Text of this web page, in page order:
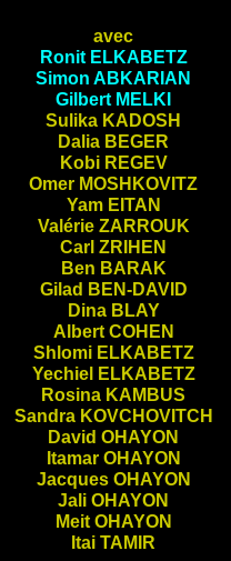
avec
Ronit ELKABETZ
Simon ABKARIAN
Gilbert MELKI
Sulika KADOSH
Dalia BEGER
Kobi REGEV
Omer MOSHKOVITZ
Yam EITAN
Valérie ZARROUK
Carl ZRIHEN
Ben BARAK
Gilad BEN-DAVID
Dina BLAY
Albert COHEN
Shlomi ELKABETZ
Yechiel ELKABETZ
Rosina KAMBUS
Sandra KOVCHOVITCH
David OHAYON
Itamar OHAYON
Jacques OHAYON
Jali OHAYON
Meit OHAYON
Itai TAMIR